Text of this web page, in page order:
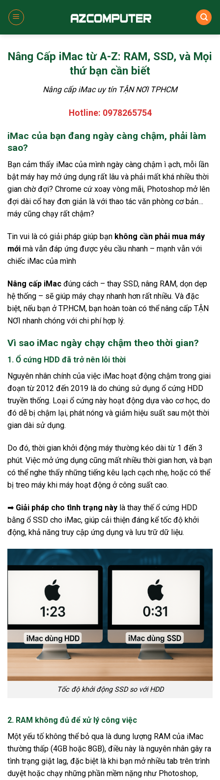
Nâng Cấp iMac từ A-Z: RAM, SSD, và Mọi
thứ bạn cần biết
Nâng cấp iMac uy tín TẬN NƠI TPHCM
Hotline: 0978265754
iMac của bạn đang ngày càng chậm, phải làm
sao?
Bạn cảm thấy iMac của mình ngày càng chậm ì ạch, mỗi lần
bật máy hay mở ứng dụng rất lâu và phải mất khá nhiều thời
gian chờ đợi? Chrome cứ xoay vòng mãi, Photoshop mở lên
đợi dài cổ hay đơn giản là với thao tác văn phòng cơ bản…
máy cũng chạy rất chậm?
Tin vui là có giải pháp giúp bạn không cần phải mua máy
mới mà vẫn đáp ứng được yêu cầu nhanh – mạnh vẫn với
chiếc iMac của mình
Nâng cấp iMac đúng cách – thay SSD, nâng RAM, dọn dẹp
hệ thống – sẽ giúp máy chạy nhanh hơn rất nhiều. Và đặc
biệt, nếu bạn ở TP.HCM, bạn hoàn toàn có thể nâng cấp TẬN
NƠI nhanh chóng với chi phí hợp lý.
Vì sao iMac ngày chạy chậm theo thời gian?
1. Ổ cứng HDD đã trở nên lỗi thời
Nguyên nhân chính của việc iMac hoạt động chậm trong giai
đoạn từ 2012 đến 2019 là do chúng sử dụng ổ cứng HDD
truyền thống. Loại ổ cứng này hoạt động dựa vào cơ học, do
đó dễ bị chậm lại, phát nóng và giảm hiệu suất sau một thời
gian dài sử dụng.
Do đó, thời gian khởi động máy thường kéo dài từ 1 đến 3
phút. Việc mở ứng dụng cũng mất nhiều thời gian hơn, và bạn
có thể nghe thấy những tiếng kêu lạch cạch nhẹ, hoặc có thể
bị treo máy khi máy hoạt động ở công suất cao.
➡ Giải pháp cho tình trạng này là thay thế ổ cứng HDD
bằng ổ SSD cho iMac, giúp cải thiện đáng kể tốc độ khởi
động, khả năng truy cập ứng dụng và lưu trữ dữ liệu.
Tốc độ khởi động SSD so với HDD
2. RAM không đủ để xử lý công việc
Một yếu tố không thể bỏ qua là dung lượng RAM của iMac
thường thấp (4GB hoặc 8GB), điều này là nguyên nhân gây ra
tình trạng giật lag, đặc biệt là khi bạn mở nhiều tab trên trình
duyệt hoặc chạy những phần mềm nặng như Photoshop,